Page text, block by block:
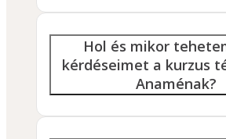
Hol és mikor
kérdéseimet a kurzus
Anaménak?